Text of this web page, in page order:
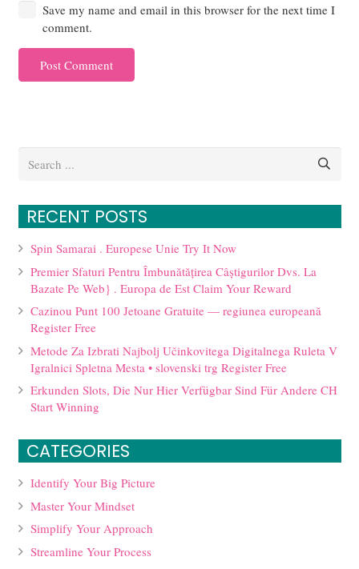
Save my name and email in this browser for the next time I
comment.
Post Comment
RECENT POSTS
Spin Samarai . Europese Unie Try It Now
Premier Sfaturi Pentru Îmbunătățirea Câștigurilor Dvs. La
Bazate Pe Web} . Europa de Est Claim Your Reward
Cazinou Punt 100 Jetoane Gratuite — regiunea europeană
Register Free
Metode Za Izbrati Najbolj Učinkovitega Digitalnega Ruleta V
Igralnici Spletna Mesta • slovenski trg Register Free
Erkunden Slots, Die Nur Hier Verfügbar Sind Für Andere CH
Start Winning
CATEGORIES
Identify Your Big Picture
Master Your Mindset
Simplify Your Approach
Streamline Your Process